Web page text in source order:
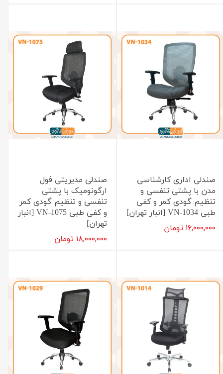
صندلی اداری کارشناسی
مدن با پشتی تنفسی و
تنظیم گودی کمر و کفی
طبی VN-1034 [انبار تهران]
۱۶,۰۰۰,۰۰۰ تومان
صندلی مدیریتی فول
ارگونومیک با پشتی
تنفسی و تنظیم گودی کمر
و کفی طبی VN-1075 [انبار
تهران]
۱۸,۰۰۰,۰۰۰ تومان